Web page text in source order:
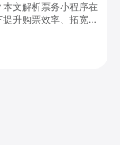
文解析票务小程序在
升购票效率、拓宽销
方式。关键词包括
效率”。